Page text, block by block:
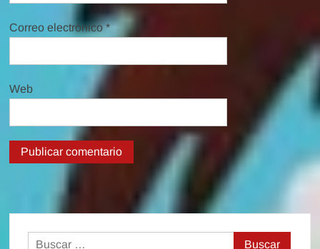
Correo electrónico*
Web
Buscar: